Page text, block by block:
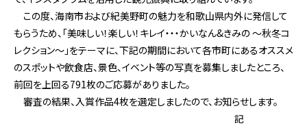
この度、海南市および紀美野町の魅力を和歌山県内外に発信して
もらうため、「美味しい！楽しい！キレイ・・・かいなん&きみの ～秋冬コ
レクション～」をテーマに、下記の期間において各市町にあるオススメ
のスポットや飲食店、景色、イベント等の写真を募集しましたところ、
前回を上回る791枚のご応募がありました。
審査の結果、入賞作品4枚を選定しましたので、お知らせします。
記